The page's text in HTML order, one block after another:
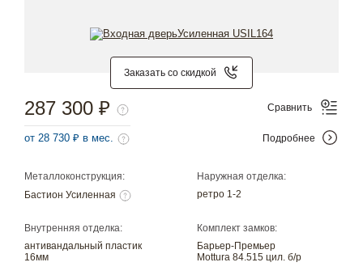
Заказать со скидкой
Металлоконструкция:
Бастион Усиленная
Наружная отделка:
ретро 1-2
Внутренняя отделка:
антивандальный пластик
16мм
Комплект замков:
Барьер-Премьер
Mottura 84.515 цил. б/р
287 300 ₽
от 28 730 ₽ в мес.
Сравнить
Подробнее